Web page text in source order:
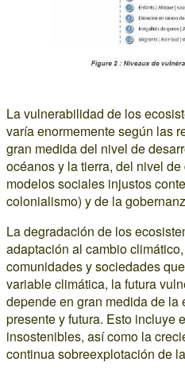
La vulnerabilidad de los
varía enormemente según las
gran medida del nivel de
océanos y la tierra, del nivel
modelos sociales injustos
colonialismo) y de la
La degradación de los
adaptación al cambio
comunidades y sociedades
variable climática, la futura
depende en gran medida de
presente y futura. Esto incluye
insostenibles, así como la
continua sobreexplotación de